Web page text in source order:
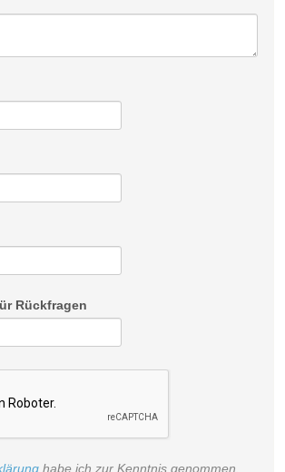
Rückfragen
habe ich zur Kenntnis genommen.